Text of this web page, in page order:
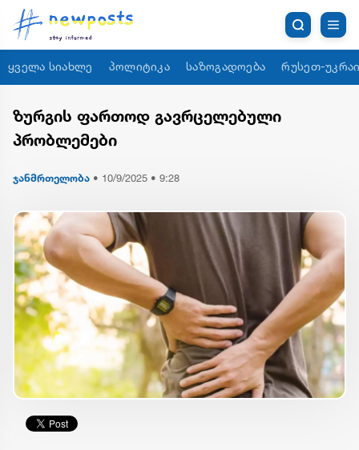
ყველა სიახლე პოლიტიკა საზოგადოება რუსეთ-
ზურგის ფართოდ გავრცელებული
პრობლემები
ჯანმრთელობა • 10/9/2025 • 9:28